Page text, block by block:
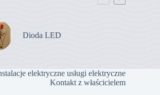
Dioda LED
elektryczne usługi elektryczne
Kontakt z właścicielem